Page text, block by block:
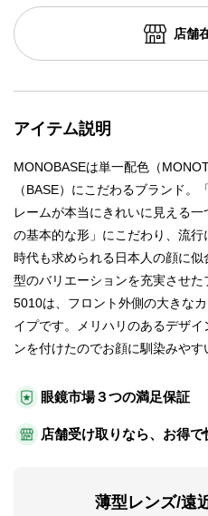
眼鏡市場３つの満足保証
店舗受け取りなら、お得で
薄型レンズ/遠
店舗
アイテム説明
MONOBASEは単一配色（
（BASE）にこだわるブランド
レームが本当にきれいに見える
の基本的な形」にこだわり、流
時代も求められる日本人の顔に
型のバリエーションを充実させ
5010は、フロント外側の大きな
イプです。メリハリのあるデザ
ンを付けたのでお顔に馴染みやす